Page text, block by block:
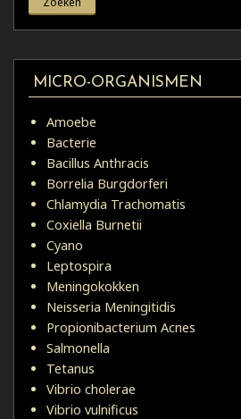
MICRO-ORGANISMEN
Amoebe
Bacterie
Bacillus Anthracis
Borrelia Burgdorferi
Chlamydia Trachomatis
Coxiella Burnetii
Cyano
Leptospira
Meningokokken
Neisseria Meningitidis
Propionibacterium Acnes
Salmonella
Tetanus
Vibrio cholerae
Vibrio vulnificus